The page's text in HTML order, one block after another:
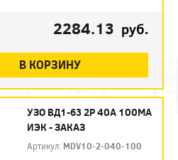
2284.13 руб.
В КОРЗИНУ
УЗО ВД1-63 2Р 40А 100МА
ИЭК - ЗАКАЗ
Артикул: MDV10-2-040-100